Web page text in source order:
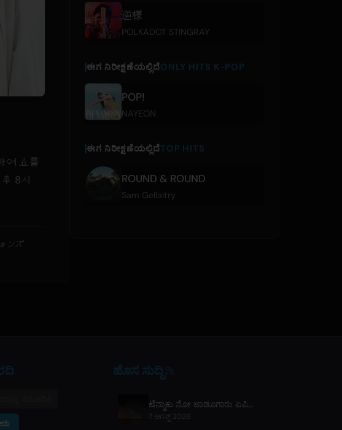
여 쇼를
8시
ンズ
逆様
POLKADOT STINGRAY
ಈಗ ನಿರೀಕ್ಷಣೆಯಲ್ಲಿದೆONLY HITS K-POP
POP!
NAYEON
ಈಗ ನಿರೀಕ್ಷಣೆಯಲ್ಲಿದೆTOP HITS
ROUND & ROUND
Sam Gellaitry
ಹೊಸ ಸುದ್ದಿ
ಟೆನ್ಮಾಕು ನೋ ಜಾಡೂಗಾರು ಎಪಿಸೋಡ್ 7 ಪೂರ್ವಾವಲೋಕನವನ್ನು ಬಿಡುಗಡೆ ಮಾಡಲಾಗಿದೆ
7 ಆಗಸ್ಟ್ 2026